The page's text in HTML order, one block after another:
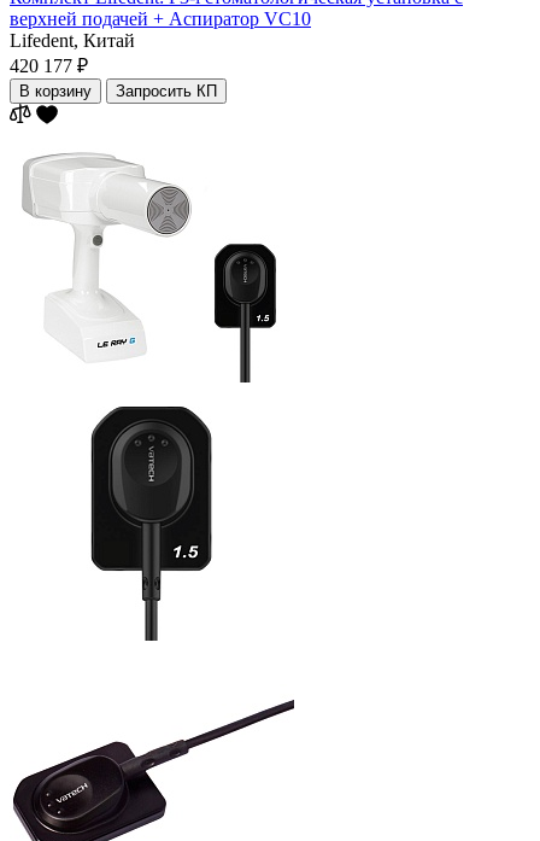
верхней подачей + Аспиратор VC10
Lifedent, Китай
420 177 ₽
В корзину Запросить КП